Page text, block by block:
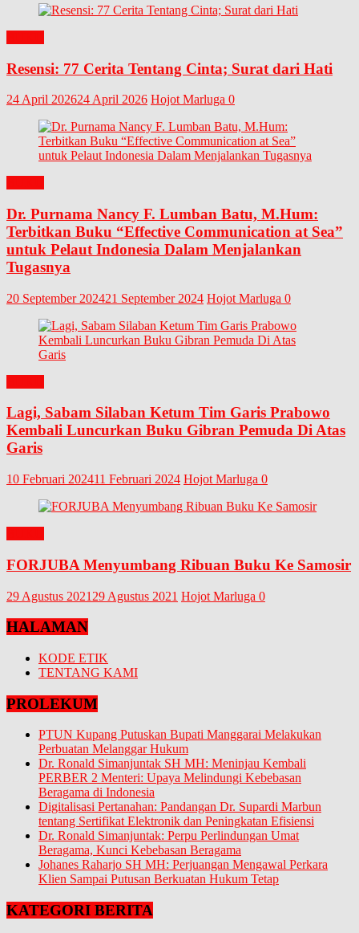
Resensi: 77 Cerita Tentang Cinta; Surat dari Hati
24 April 202624 April 2026 Hojot Marluga 0
Dr. Purnama Nancy F. Lumban Batu, M.Hum:
Terbitkan Buku “Effective Communication at Sea”
untuk Pelaut Indonesia Dalam Menjalankan
Tugasnya
20 September 202421 September 2024 Hojot Marluga 0
Lagi, Sabam Silaban Ketum Tim Garis Prabowo
Kembali Luncurkan Buku Gibran Pemuda Di Atas
Garis
10 Februari 202411 Februari 2024 Hojot Marluga 0
FORJUBA Menyumbang Ribuan Buku Ke Samosir
29 Agustus 2021 29 Agustus 2021 Hojot Marluga 0
HALAMAN
KODE ETIK
TENTANG KAMI
PROLEKUM
PTUN Kupang Putuskan Bupati Manggarai Melakukan
Perbuatan Melanggar Hukum
Dr. Ronald Simanjuntak SH MH: Meninjau Kembali
PERBER 2 Menteri: Upaya Melindungi Kebebasan
Beragama di Indonesia
Digitalisasi Pertanahan: Pandangan Dr. Supardi Marbun
tentang Sertifikat Elektronik dan Peningkatan Efisiensi
Dr. Ronald Simanjuntak: Perpu Perlindungan Umat
Beragama, Kunci Kebebasan Beragama
Johanes Raharjo SH MH: Perjuangan Mengawal Perkara
Klien Sampai Putusan Berkuatan Hukum Tetap
KATEGORI BERITA